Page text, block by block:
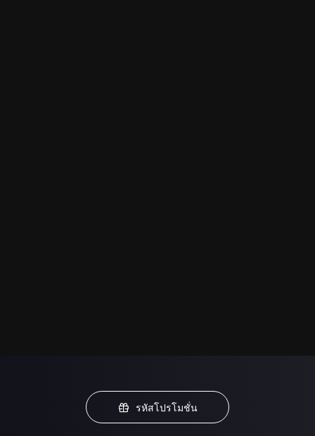
รหัสโปรโมชั่น